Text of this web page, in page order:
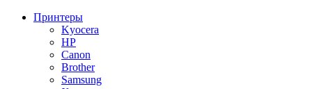
Принтеры
Kyocera
HP
Canon
Brother
Samsung